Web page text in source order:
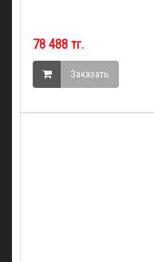
78 488 тг.
Заказать